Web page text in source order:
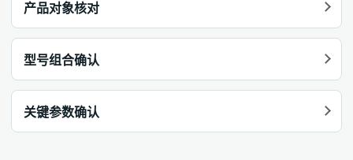
产品对象核对
型号组合确认
关键参数确认